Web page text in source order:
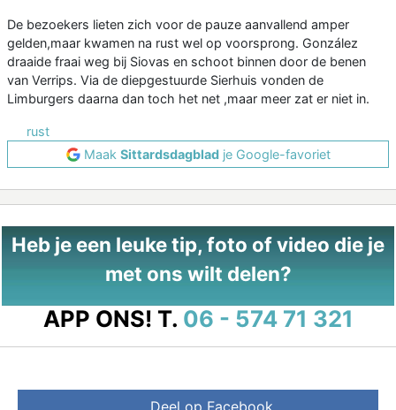
De bezoekers lieten zich voor de pauze aanvallend amper
gelden,maar kwamen na rust wel op voorsprong. González
draaide fraai weg bij Siovas en schoot binnen door de benen
van Verrips. Via de diepgestuurde Sierhuis vonden de
Limburgers daarna dan toch het net ,maar meer zat er niet in.
rust
Maak Sittardsdagbladje Google-favoriet
Heb je een leuke tip, foto of video die je
met ons wilt delen?
APP ONS! T. 06 - 574 71 321